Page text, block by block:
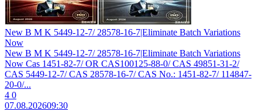
New B M K 5449-12-7/ 28578-16-7|Eliminate Batch Variations
Now
New B M K 5449-12-7/ 28578-16-7|Eliminate Batch Variations
Now Cas 1451-82-7/ OR CAS100125-88-0/ CAS 49851-31-2/
CAS 5449-12-7/ CAS 28578-16-7/ CAS No.: 1451-82-7/ 114847-
20-0/...
4 0
07.08.202609:30